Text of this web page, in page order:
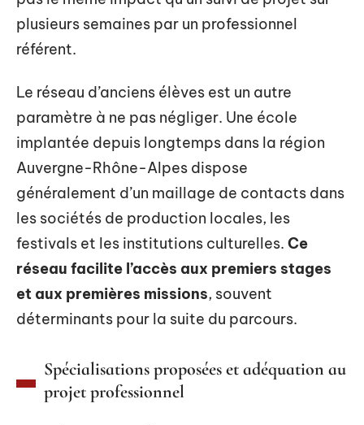
plusieurs semaines par un professionnel
référent.
Le réseau d’anciens élèves est un autre
paramètre à ne pas négliger. Une école
implantée depuis longtemps dans la région
Auvergne-Rhône-Alpes dispose
généralement d’un maillage de contacts dans
les sociétés de production locales, les
festivals et les institutions culturelles. Ce
réseau facilite l’accès aux premiers stages
et aux premières missions, souvent
déterminants pour la suite du parcours.
Spécialisations proposées et adéquation au
projet professionnel